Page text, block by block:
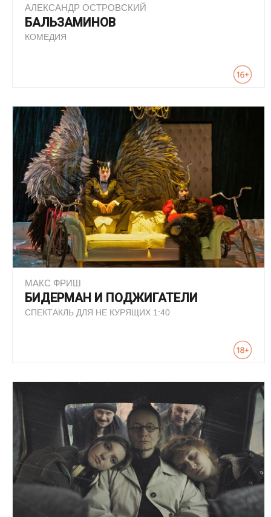
АЛЕКСАНДР ОСТРОВСКИЙ
БАЛЬЗАМИНОВ
КОМЕДИЯ
МАКС ФРИШ
БИДЕРМАН И ПОДЖИГАТЕЛИ
СПЕКТАКЛЬ ДЛЯ НЕ КУРЯЩИХ 1:40